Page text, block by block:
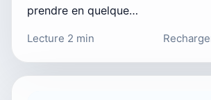
prendre en quelque…
Lecture 2 min